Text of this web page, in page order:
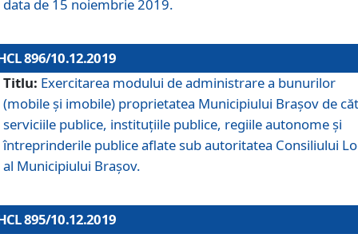
data de 15 noiembrie 2019.
896/10.12.2019
Titlu: Exercitarea modului de administrare a bunurilor
(mobile și imobile) proprietatea Municipiului Brașov de
serviciile publice, instituțiile publice, regiile autonome și
întreprinderile publice aflate sub autoritatea Consiliului
al Municipiului Brașov.
895/10.12.2019